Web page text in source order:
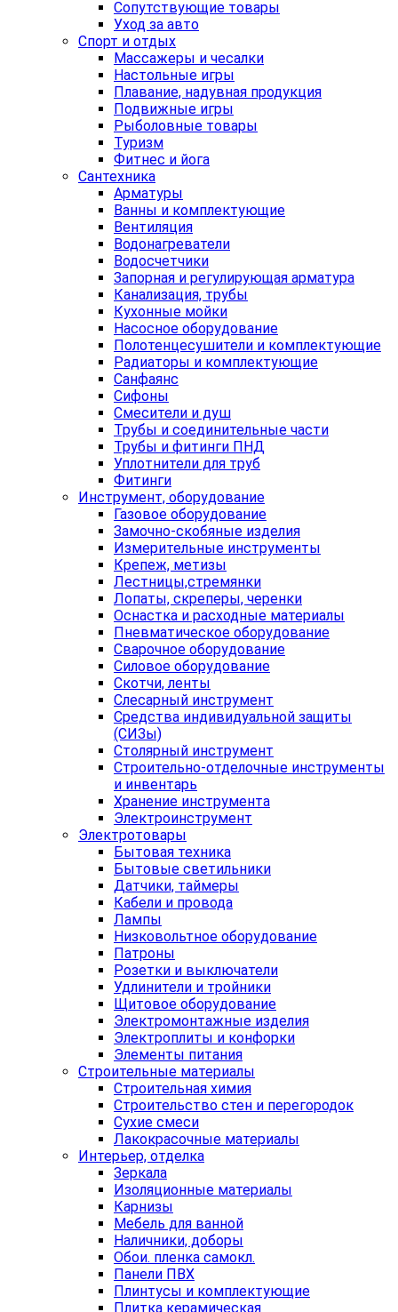
Сопутствующие товары
Уход за авто
Спорт и отдых
Массажеры и чесалки
Настольные игры
Плавание, надувная продукция
Подвижные игры
Рыболовные товары
Туризм
Фитнес и йога
Сантехника
Арматуры
Ванны и комплектующие
Вентиляция
Водонагреватели
Водосчетчики
Запорная и регулирующая арматура
Канализация, трубы
Кухонные мойки
Насосное оборудование
Полотенцесушители и комплектующие
Радиаторы и комплектующие
Санфаянс
Сифоны
Смесители и душ
Трубы и соединительные части
Трубы и фитинги ПНД
Уплотнители для труб
Фитинги
Инструмент, оборудование
Газовое оборудование
Замочно-скобяные изделия
Измерительные инструменты
Крепеж, метизы
Лестницы,стремянки
Лопаты, скреперы, черенки
Оснастка и расходные материалы
Пневматическое оборудование
Сварочное оборудование
Силовое оборудование
Скотчи, ленты
Слесарный инструмент
Средства индивидуальной защиты
(СИЗы)
Столярный инструмент
Строительно-отделочные инструменты
и инвентарь
Хранение инструмента
Электроинструмент
Электротовары
Бытовая техника
Бытовые светильники
Датчики, таймеры
Кабели и провода
Лампы
Низковольтное оборудование
Патроны
Розетки и выключатели
Удлинители и тройники
Щитовое оборудование
Электромонтажные изделия
Электроплиты и конфорки
Элементы питания
Строительные материалы
Строительная химия
Строительство стен и перегородок
Сухие смеси
Лакокрасочные материалы
Интерьер, отделка
Зеркала
Изоляционные материалы
Карнизы
Мебель для ванной
Наличники, доборы
Обои. пленка самокл.
Панели ПВХ
Плинтусы и комплектующие
Плитка керамическая